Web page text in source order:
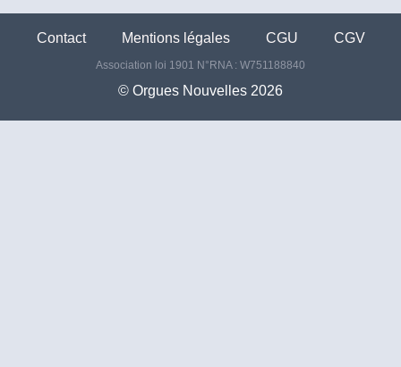
©️ Orgues Nouvelles 2026
Association loi 1901 N°RNA : W751188840
Contact Mentions légales CGU CGV